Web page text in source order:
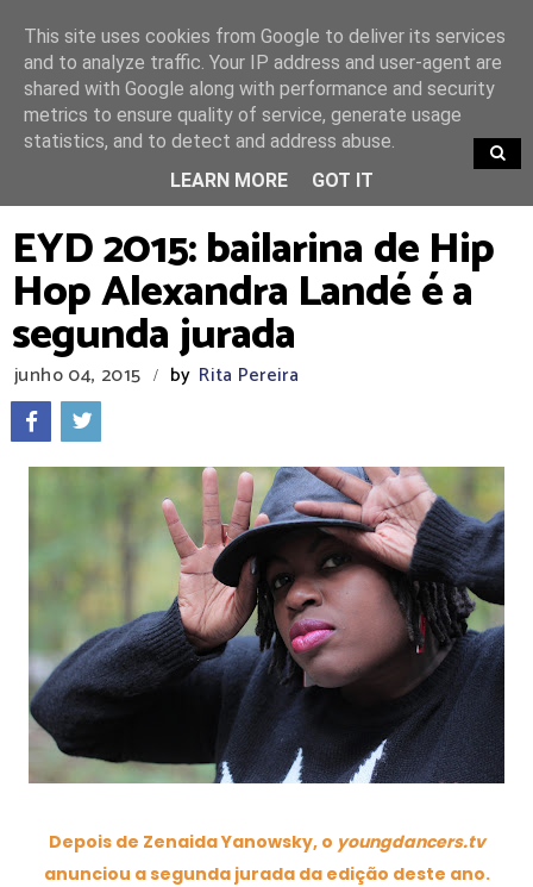
TRENDING
EYD 2015: bailarina de Hip
Hop Alexandra Landé é a
segunda jurada
junho 04, 2015 / by Rita Pereira
Depois de Zenaida Yanowsky, o youngdancers.tv
anunciou a segunda jurada da edição deste ano.
This site uses cookies from Google to deliver its services
and to analyze traffic. Your IP address and user-agent are
shared with Google along with performance and security
metrics to ensure quality of service, generate usage
statistics, and to detect and address abuse.
LEARN MORE
GOT IT